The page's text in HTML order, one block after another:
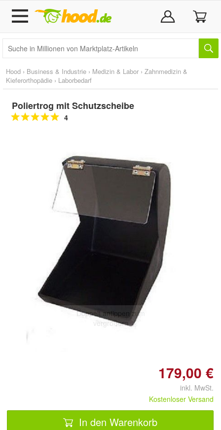
Hood › Business & Industrie › Medizin & Labor › Zahnmedizin &
Kieferorthopädie › Laborbedarf
Poliertrog mit Schutzscheibe
4
Doppelt antippen zum
vergrößern
179,00 €
inkl. MwSt.
Kostenloser Versand
In den Warenkorb